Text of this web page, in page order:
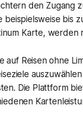
den Zugang
bis
Karte, werden
auf Reisen ohne
Die Plattform